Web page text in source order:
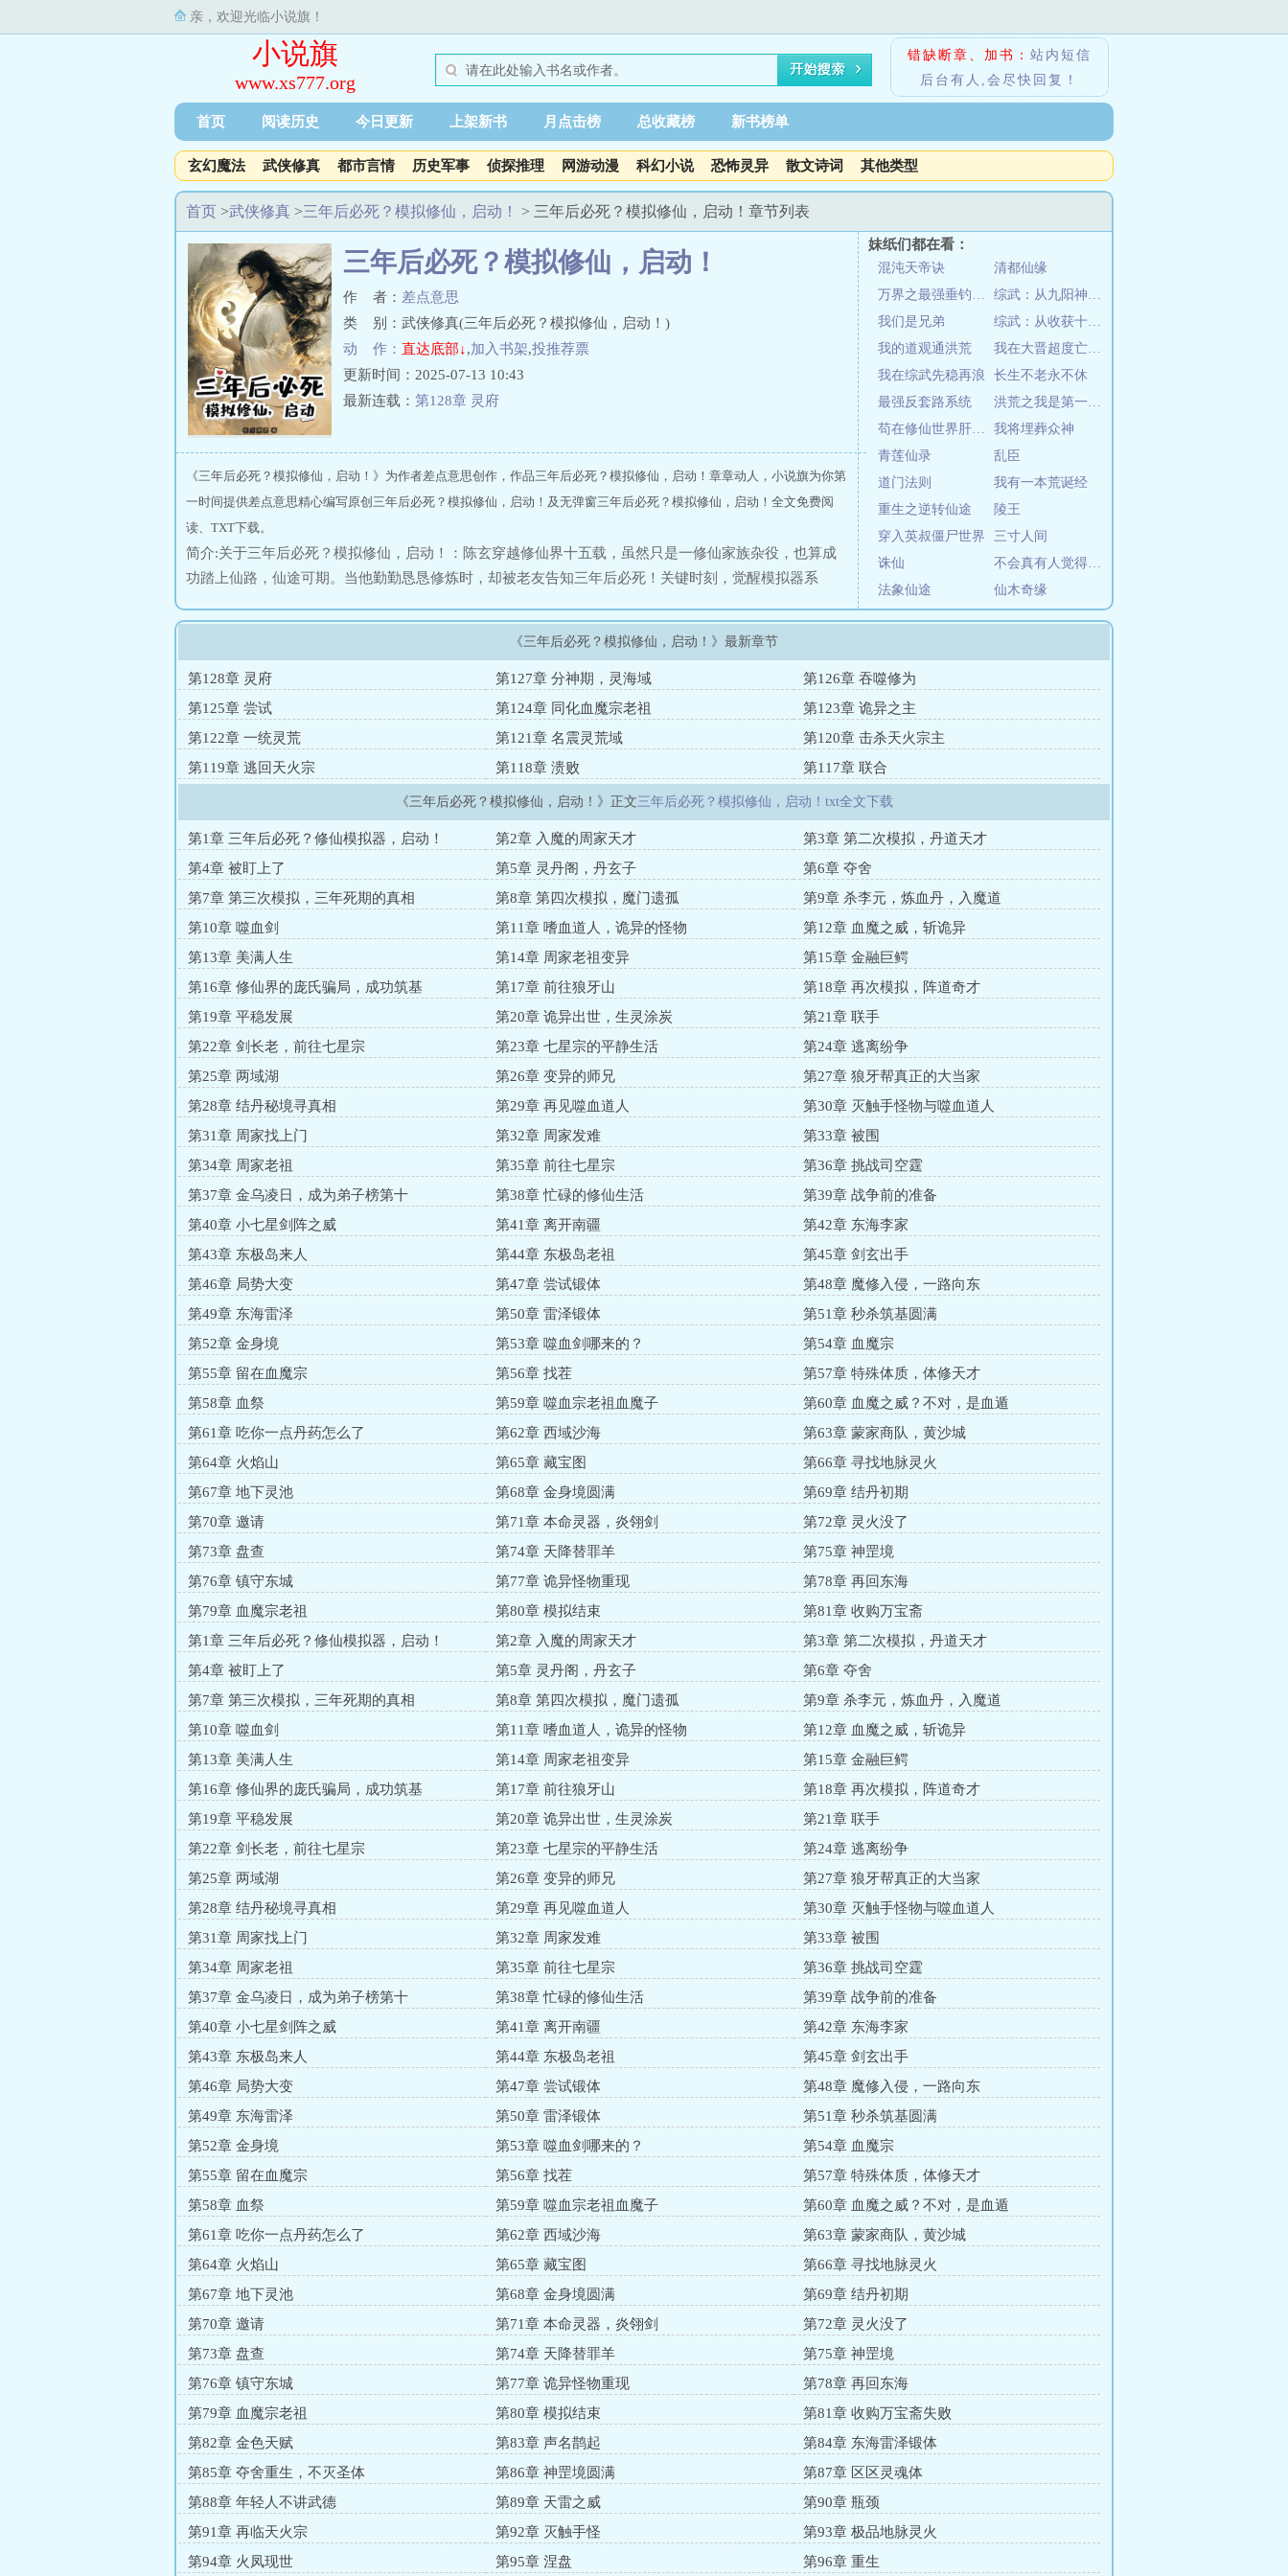
亲，欢迎光临小说旗！
小说旗
www.xs777.org
错缺断章、加书： 站内短信
后台有人,会尽快回复！
首页 阅读历史 今日更新 上架新书 月点击榜 总收藏榜 新书榜单
玄幻魔法 武侠修真 都市言情 历史军事 侦探推理 网游动漫 科幻小说 恐怖灵异 散文诗词 其他类型
首页 >武侠修真 >三年后必死？模拟修仙，启动！ > 三年后必死？模拟修仙，启动！章节列表
妹纸们都在看：
混沌天帝诀
清都仙缘
万界之最强垂钓系统
综武：从九阳神功开始
我们是兄弟
综武：从收获十二横练铁布衫开始
我的道观通洪荒
我在大晋超度亡灵一百年
我在综武先稳再浪
长生不老永不休
最强反套路系统
洪荒之我是第一代人族
苟在修仙世界肝熟练度
我将埋葬众神
青莲仙录
乱臣
道门法则
我有一本荒诞经
重生之逆转仙途
陵王
穿入英叔僵尸世界
三寸人间
诛仙
不会真有人觉得师尊是凡人吧
法象仙途
仙木奇缘
三年后必死？模拟修仙，启动！
作 者： 差点意思
类 别：武侠修真(三年后必死？模拟修仙，启动！)
动 作： 直达底部↓,加入书架,投推荐票
更新时间：2025-07-13 10:43
最新连载： 第128章 灵府
《三年后必死？模拟修仙，启动！》为作者差点意思创作，作品三年后必死？模拟修仙，启动！章章动人，小说旗为你第
一时间提供差点意思精心编写原创三年后必死？模拟修仙，启动！及无弹窗三年后必死？模拟修仙，启动！全文免费阅
读、TXT下载。
简介:关于三年后必死？模拟修仙，启动！：陈玄穿越修仙界十五载，虽然只是一修仙家族杂役，也算成
功踏上仙路，仙途可期。当他勤勤恳恳修炼时，却被老友告知三年后必死！关键时刻，觉醒模拟器系
者：你能听到妖兽的心声。金融巨鳄：你对经济十分敏锐，化身黑心资本家，疯狂收割财富。霉运缠
身：你的一生都很倒霉，和你相近的人也会跟着倒霉。……通过一次次模拟，陈玄发现，这哪是他向往
的修仙世界，从上到下，简直就是一层层吃人不吐骨头的地狱……
《三年后必死？模拟修仙，启动！》最新章节
第128章 灵府 第127章 分神期，灵海域
第126章 吞噬修为
第125章 尝试
第124章 同化血魔宗老祖
第123章 诡异之主
第122章 一统灵荒
第121章 名震灵荒域
第120章 击杀天火宗主
第119章 逃回天火宗
第118章 溃败 第117章 联合
《三年后必死？模拟修仙，启动！》正文三年后必死？模拟修仙，启动！txt全文下载
第1章 三年后必死？修仙模拟器，启动！ 第2章 入魔的周家天才
第3章 第二次模拟，丹道天才
第4章 被盯上了
第5章 灵丹阁，丹玄子
第6章 夺舍
第7章 第三次模拟，三年死期的真相
第8章 第四次模拟，魔门遗孤
第9章 杀李元，炼血丹，入魔道
第10章 噬血剑
第11章 嗜血道人，诡异的怪物
第12章 血魔之威，斩诡异
第13章 美满人生
第14章 周家老祖变异
第15章 金融巨鳄
第16章 修仙界的庞氏骗局，成功筑基
第17章 前往狼牙山
第18章 再次模拟，阵道奇才
第19章 平稳发展
第20章 诡异出世，生灵涂炭
第21章 联手
第22章 剑长老，前往七星宗
第23章 七星宗的平静生活
第24章 逃离纷争
第25章 两域湖
第26章 变异的师兄
第27章 狼牙帮真正的大当家
第28章 结丹秘境寻真相
第29章 再见噬血道人
第30章 灭触手怪物与噬血道人
第31章 周家找上门
第32章 周家发难
第33章 被围
第34章 周家老祖
第35章 前往七星宗
第36章 挑战司空霆
第37章 金乌凌日，成为弟子榜第十
第38章 忙碌的修仙生活
第39章 战争前的准备
第40章 小七星剑阵之威
第41章 离开南疆
第42章 东海李家
第43章 东极岛来人
第44章 东极岛老祖
第45章 剑玄出手
第46章 局势大变
第47章 尝试锻体
第48章 魔修入侵，一路向东
第49章 东海雷泽
第50章 雷泽锻体
第51章 秒杀筑基圆满
第52章 金身境
第53章 噬血剑哪来的？
第54章 血魔宗
第55章 留在血魔宗
第56章 找茬
第57章 特殊体质，体修天才
第58章 血祭
第59章 噬血宗老祖血魔子
第60章 血魔之威？不对，是血遁
第61章 吃你一点丹药怎么了
第62章 西域沙海
第63章 蒙家商队，黄沙城
第64章 火焰山
第65章 藏宝图
第66章 寻找地脉灵火
第67章 地下灵池
第68章 金身境圆满
第69章 结丹初期
第70章 邀请
第71章 本命灵器，炎翎剑
第72章 灵火没了
第73章 盘查
第74章 天降替罪羊
第75章 神罡境
第76章 镇守东城
第77章 诡异怪物重现
第78章 再回东海
第79章 血魔宗老祖
第80章 模拟结束
第81章 收购万宝斋
第1章 三年后必死？修仙模拟器，启动！
第2章 入魔的周家天才
第3章 第二次模拟，丹道天才
第4章 被盯上了
第5章 灵丹阁，丹玄子
第6章 夺舍
第7章 第三次模拟，三年死期的真相
第8章 第四次模拟，魔门遗孤
第9章 杀李元，炼血丹，入魔道
第10章 噬血剑
第11章 嗜血道人，诡异的怪物
第12章 血魔之威，斩诡异
第13章 美满人生
第14章 周家老祖变异
第15章 金融巨鳄
第16章 修仙界的庞氏骗局，成功筑基
第17章 前往狼牙山
第18章 再次模拟，阵道奇才
第19章 平稳发展
第20章 诡异出世，生灵涂炭
第21章 联手
第22章 剑长老，前往七星宗
第23章 七星宗的平静生活
第24章 逃离纷争
第25章 两域湖
第26章 变异的师兄
第27章 狼牙帮真正的大当家
第28章 结丹秘境寻真相
第29章 再见噬血道人
第30章 灭触手怪物与噬血道人
第31章 周家找上门
第32章 周家发难
第33章 被围
第34章 周家老祖
第35章 前往七星宗
第36章 挑战司空霆
第37章 金乌凌日，成为弟子榜第十
第38章 忙碌的修仙生活
第39章 战争前的准备
第40章 小七星剑阵之威
第41章 离开南疆
第42章 东海李家
第43章 东极岛来人
第44章 东极岛老祖
第45章 剑玄出手
第46章 局势大变
第47章 尝试锻体
第48章 魔修入侵，一路向东
第49章 东海雷泽
第50章 雷泽锻体
第51章 秒杀筑基圆满
第52章 金身境
第53章 噬血剑哪来的？
第54章 血魔宗
第55章 留在血魔宗
第56章 找茬
第57章 特殊体质，体修天才
第58章 血祭
第59章 噬血宗老祖血魔子
第60章 血魔之威？不对，是血遁
第61章 吃你一点丹药怎么了
第62章 西域沙海
第63章 蒙家商队，黄沙城
第64章 火焰山
第65章 藏宝图
第66章 寻找地脉灵火
第67章 地下灵池
第68章 金身境圆满
第69章 结丹初期
第70章 邀请
第71章 本命灵器，炎翎剑
第72章 灵火没了
第73章 盘查
第74章 天降替罪羊
第75章 神罡境
第76章 镇守东城
第77章 诡异怪物重现
第78章 再回东海
第79章 血魔宗老祖
第80章 模拟结束
第81章 收购万宝斋失败
第82章 金色天赋
第83章 声名鹊起
第84章 东海雷泽锻体
第85章 夺舍重生，不灭圣体
第86章 神罡境圆满
第87章 区区灵魂体
第88章 年轻人不讲武德
第89章 天雷之威
第90章 瓶颈
第91章 再临天火宗
第92章 灭触手怪
第93章 极品地脉灵火
第94章 火凤现世
第95章 涅盘 第96章 重生